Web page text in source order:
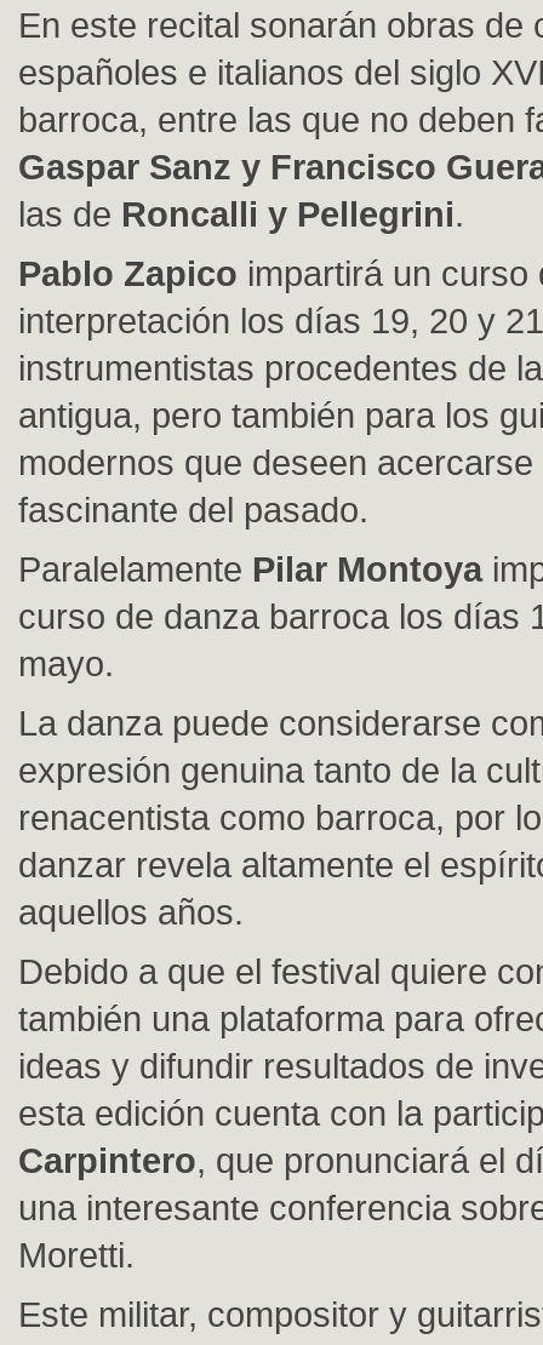
En este recital sonarán obras de
españoles e italianos del siglo
barroca, entre las que no deben
Gaspar Sanz y Francisco
las de Roncalli y Pellegrini.
Pablo Zapico impartirá un curso
interpretación los días 19, 20 y
instrumentistas procedentes de
antigua, pero también para los
modernos que deseen
fascinante del pasado.
Paralelamente Pilar Montoya
curso de danza barroca los días
mayo.
La danza puede considerarse
expresión genuina tanto de la
renacentista como barroca, por
danzar revela altamente el
aquellos años.
Debido a que el festival quiere
también una plataforma para
ideas y difundir resultados de
esta edición cuenta con la
Carpintero, que pronunciará el
una interesante conferencia
Moretti.
Este militar, compositor y